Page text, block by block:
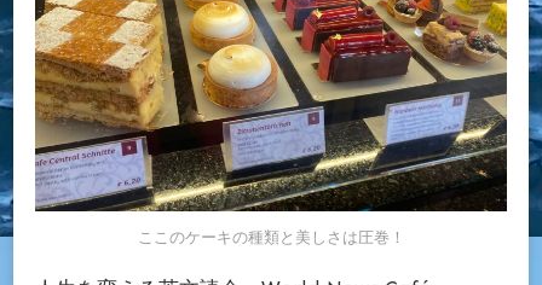
ここのケーキの種類と美しさは圧巻！